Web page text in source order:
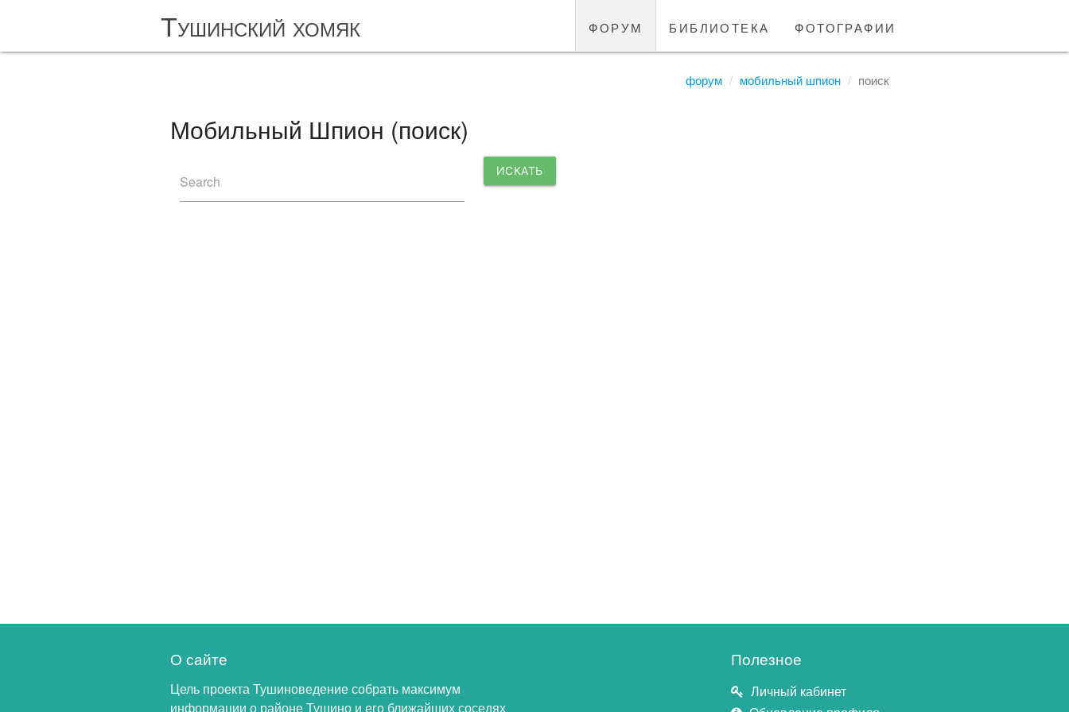
Тушинский хомяк форум библиотека фотографии
форум мобильный шпион поиск
Мобильный Шпион (поиск)
Search
ИСКАТЬ
О сайте
Цель проекта Тушиноведение собрать максимум
информации о районе Тушино и его ближайших соседях
Полезное
Личный кабинет